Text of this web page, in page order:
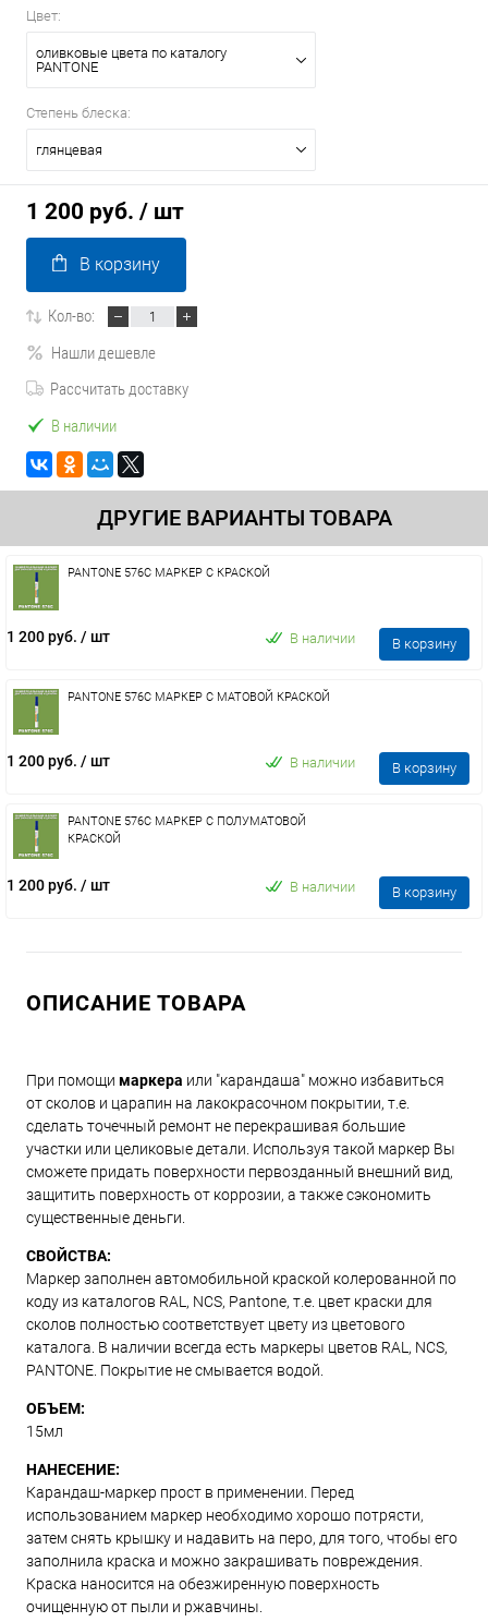
Цвет:
оливковые цвета по каталогу
PANTONE
Степень блеска:
глянцевая
1 200 руб. / шт
В корзину
Кол-во:
Нашли дешевле
Рассчитать доставку
В наличии
ДРУГИЕ ВАРИАНТЫ ТОВАРА
PANTONE 576C МАРКЕР С КРАСКОЙ
1 200 руб. / шт В наличии В корзину
PANTONE 576C МАРКЕР С МАТОВОЙ КРАСКОЙ
1 200 руб. / шт В наличии В корзину
PANTONE 576C МАРКЕР С ПОЛУМАТОВОЙ
КРАСКОЙ
1 200 руб. / шт В наличии В корзину
ОПИСАНИЕ ТОВАРА
При помощи маркера или "карандаша" можно избавиться
от сколов и царапин на лакокрасочном покрытии, т.е.
сделать точечный ремонт не перекрашивая большие
участки или целиковые детали. Используя такой маркер Вы
сможете придать поверхности первозданный внешний вид,
защитить поверхность от коррозии, а также сэкономить
существенные деньги.
СВОЙСТВА:
Маркер заполнен автомобильной краской колерованной по
коду из каталогов RAL, NCS, Pantone, т.е. цвет краски для
сколов полностью соответствует цвету из цветового
каталога. В наличии всегда есть маркеры цветов RAL, NCS,
PANTONE. Покрытие не смывается водой.
ОБЪЕМ:
15мл
НАНЕСЕНИЕ:
Карандаш-маркер прост в применении. Перед
использованием маркер необходимо хорошо потрясти,
затем снять крышку и надавить на перо, для того, чтобы его
заполнила краска и можно закрашивать повреждения.
Краска наносится на обезжиренную поверхность
очищенную от пыли и ржавчины.